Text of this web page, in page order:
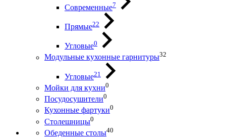
Современные7
Прямые22
Угловые0
Модульные кухонные гарнитуры32
Угловые21
Мойки для кухни0
Посудосушители0
Кухонные фартуки0
Столешницы0
Обеденные столы40